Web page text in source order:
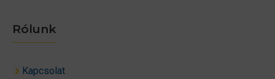
Rólunk
Kapcsolat